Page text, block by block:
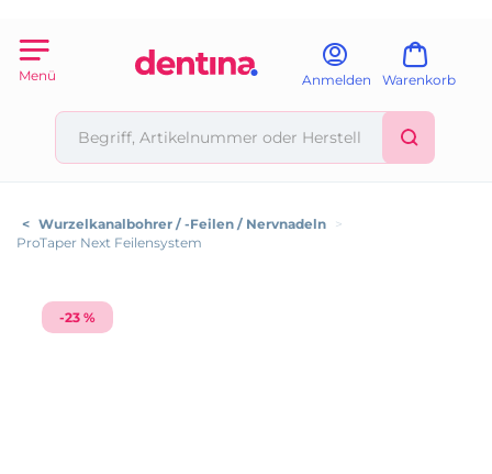
Menü Anmelden Warenkorb
< Wurzelkanalbohrer / -Feilen / Nervnadeln >
ProTaper Next Feilensystem
-23 %